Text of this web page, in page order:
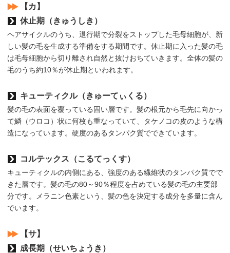
【カ】
休止期（きゅうしき）
ヘアサイクルのうち、退行期で分裂をストップした毛母細胞が、新
しい髪の毛を生成する準備をする期間です。休止期に入った髪の毛
は毛母細胞から切り離され自然と抜けおちていきます。全体の髪の
毛のうち約10％が休止期といわれます。
キューティクル（きゅーてぃくる）
髪の毛の表面を覆っている固い層です。髪の根元から毛先に向かっ
て鱗（ウロコ）状に何枚も重なっていて、タケノコの皮のような構
造になっています。硬度のあるタンパク質でできています。
コルテックス（こるてっくす）
キューティクルの内側にある、強度のある繊維状のタンパク質でで
きた層です。髪の毛の80～90％程度を占めている髪の毛の主要部
分です。メラニン色素という、髪の色を決定する成分を多量に含ん
でいます。
【サ】
成長期（せいちょうき）